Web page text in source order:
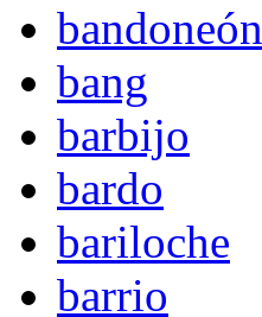
bandoneón
bang
barbijo
bardo
bariloche
barrio